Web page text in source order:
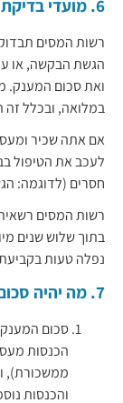
ואת סכום המענק.
במלואה, ובכלל זה
לעכב את הטיפול
חסרים (לדוגמה: הגשת
רשות המסים
בתוך שלוש שנים
נפלה טעות
סכום המענק
הכנסות
ממשכורת),
והכנסות